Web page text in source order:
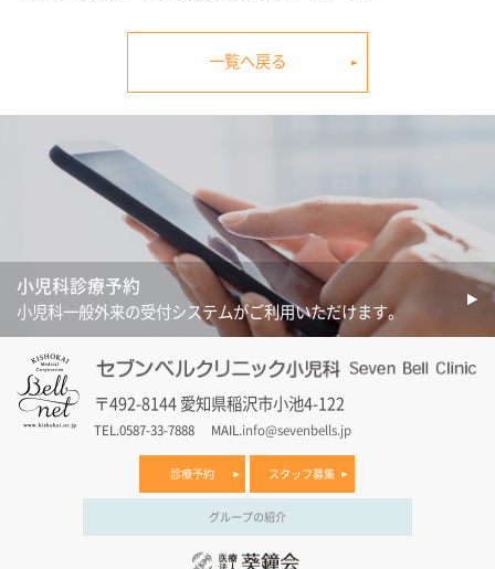
一覧へ戻る
小児科診療予約
小児科一般外来の受付システムがご利用いただけます。
〒492-8144 愛知県稲沢市小池4-122
TEL.0587-33-7888 MAIL.info@sevenbells.jp
診療予約 スタッフ募集
グループの紹介